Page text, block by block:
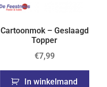
Cartoonmok – Geslaagd
Topper
€7,99
In winkelmand